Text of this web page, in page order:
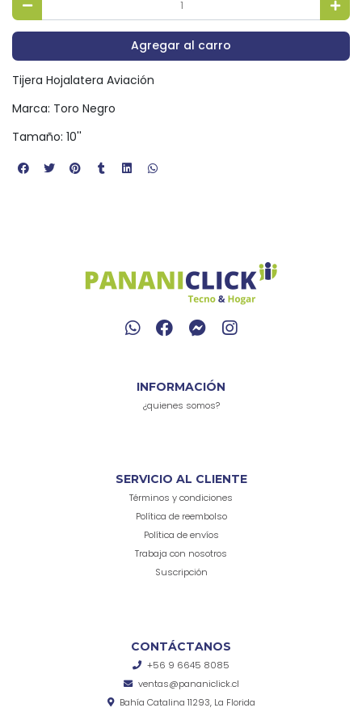
Agregar al carro
Tijera Hojalatera Aviación
Marca: Toro Negro
Tamaño: 10''
INFORMACIÓN
¿quienes somos?
SERVICIO AL CLIENTE
Términos y condiciones
Política de reembolso
Política de envíos
Trabaja con nosotros
Suscripción
CONTÁCTANOS
+56 9 6645 8085
ventas@pananiclick.cl
Bahía Catalina 11293, La Florida